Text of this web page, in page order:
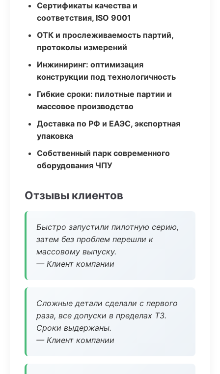
Сертификаты качества и
соответствия, ISO 9001
ОТК и прослеживаемость партий,
протоколы измерений
Инжиниринг: оптимизация
конструкции под технологичность
Гибкие сроки: пилотные партии и
массовое производство
Доставка по РФ и ЕАЭС, экспортная
упаковка
Собственный парк современного
оборудования ЧПУ
Отзывы клиентов
Быстро запустили пилотную серию,
затем без проблем перешли к
массовому выпуску.
— Клиент компании
Сложные детали сделали с первого
раза, все допуски в пределах ТЗ.
Сроки выдержаны.
— Клиент компании